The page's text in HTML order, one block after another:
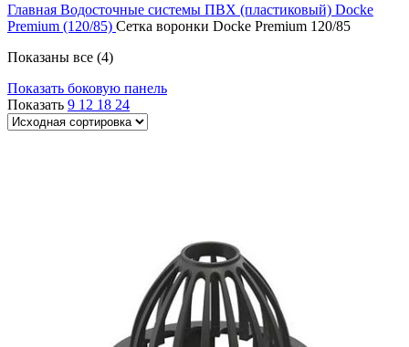
Главная Водосточные системы ПВХ (пластиковый) Docke
Premium (120/85) Сетка воронки Docke Premium 120/85
Показаны все (4)
Показать боковую панель
Показать 9 12 18 24